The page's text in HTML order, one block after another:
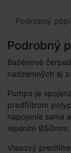
Podrobný
Podrobný
Bazénové
nadzemných aj
Pumpa je
predfiltrom
napojenie sania
lepením Ø50mm.
Vlasový